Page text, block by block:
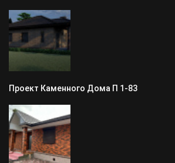
Проект Каменного Дома П 1-83